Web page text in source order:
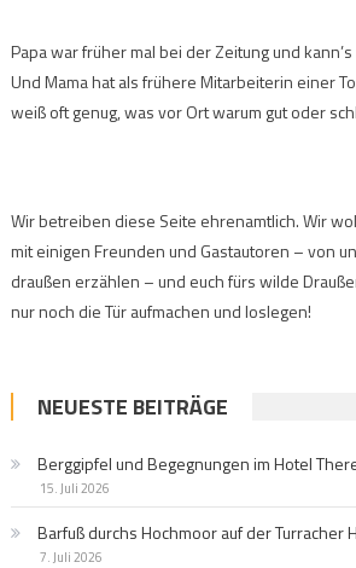
Papa war früher mal bei der Zeitung und
Und Mama hat als frühere Mitarbeiterin einer
weiß oft genug, was vor Ort warum gut oder
Wir betreiben diese Seite ehrenamtlich. Wir
mit einigen Freunden und Gastautoren – von
draußen erzählen – und euch fürs wilde
nur noch die Tür aufmachen und loslegen!
NEUESTE BEITRÄGE
Berggipfel und Begegnungen im Hotel
15. Juli 2026
Barfuß durchs Hochmoor auf der Turracher
7. Juli 2026